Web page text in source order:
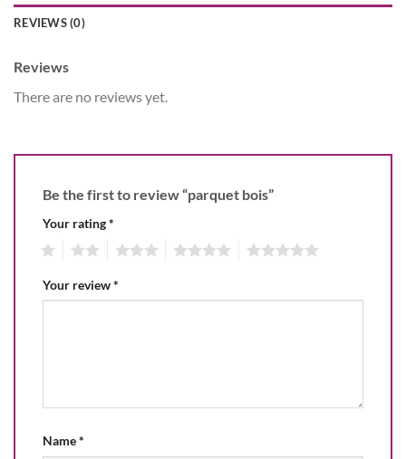
REVIEWS (0)
Reviews
There are no reviews yet.
Be the first to review “parquet bois”
Your rating*
Your review*
Name*